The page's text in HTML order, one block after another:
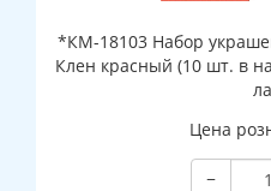
*КМ-18103 Набор
Клен красный (10 шт. в
Цена
−